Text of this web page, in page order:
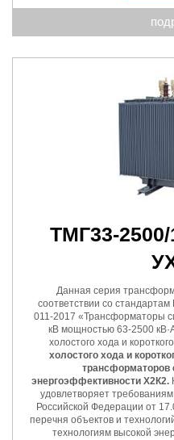
ТМГ33-2500/
Данная серия
соответствии со
011-2017 «Трансформаторы
кВ мощностью 63-2500
холостого хода и
холостого хода и
трансформаторов
энергоэффективности Х2К2.
удовлетворяет
Российской Федерации от
перечня объектов и
технологиям высокой